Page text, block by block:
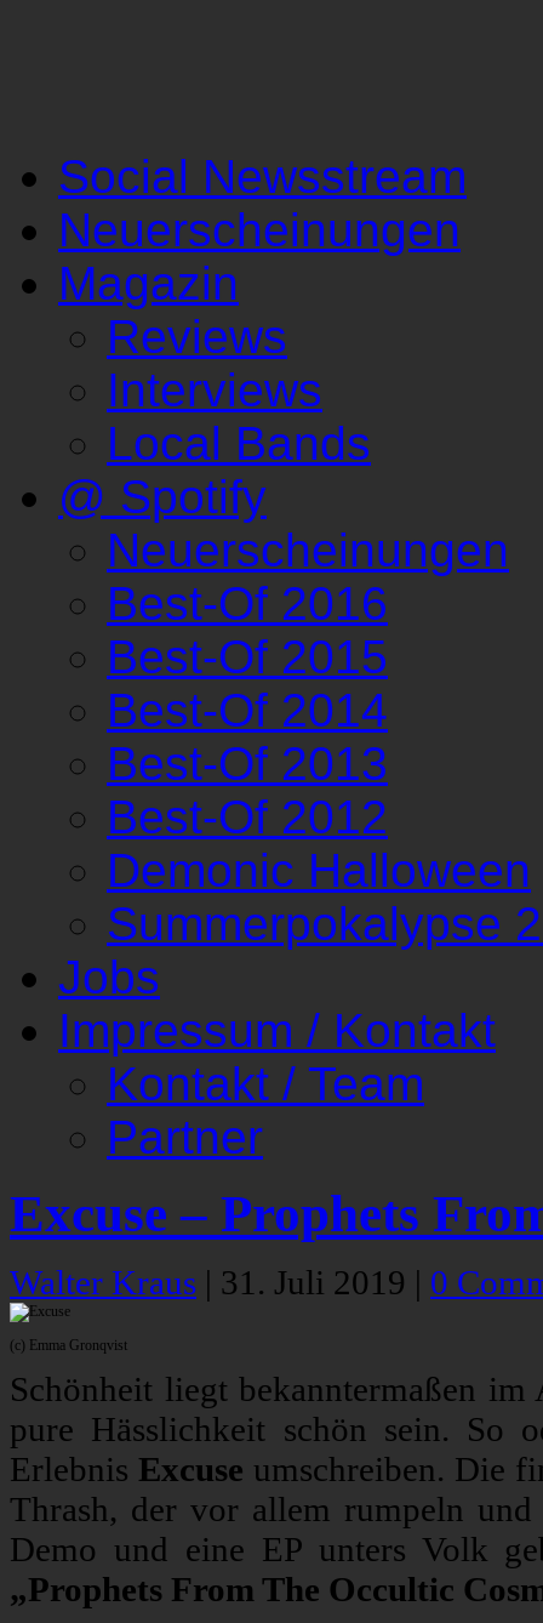
Social Newsstream
Neuerscheinungen
Magazin
Reviews
Interviews
Local Bands
@ Spotify
Neuerscheinungen
Best-Of 2016
Best-Of 2015
Best-Of 2014
Best-Of 2013
Best-Of 2012
Demonic Halloween
Summerpokalypse
Jobs
Impressum / Kontakt
Kontakt / Team
Partner
Excuse – Prophets
Walter Kraus | 31. Juli 2019 | 0
(c) Emma Gronqvist
Schönheit liegt bekanntermaßen
pure Hässlichkeit schön sein. So
Erlebnis Excuse umschreiben. Die
Thrash, der vor allem rumpeln
Demo und eine EP unters Volk
„Prophets From The Occultic